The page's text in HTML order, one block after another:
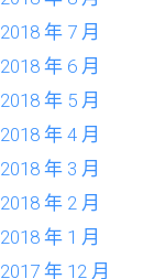
2018 年 7 月
2018 年 6 月
2018 年 5 月
2018 年 4 月
2018 年 3 月
2018 年 2 月
2018 年 1 月
2017 年 12 月